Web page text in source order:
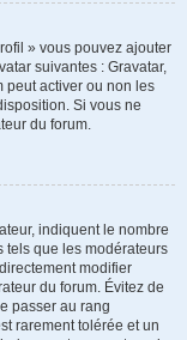
» vous pouvez ajouter
suivantes : Gravatar,
peut activer ou non les
Si vous ne
du forum.
indiquent le nombre
tels que les modérateurs
modifier
du forum. Évitez de
passer au rang
rarement tolérée et un